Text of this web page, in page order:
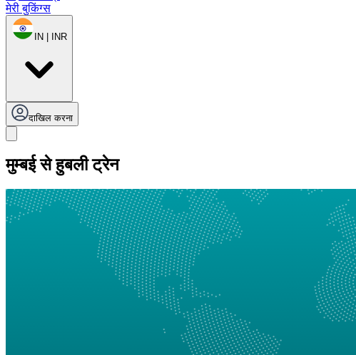
मेरी बुकिंग्स
IN | INR
दाखिल करना
मुम्बई से हुबली ट्रेन